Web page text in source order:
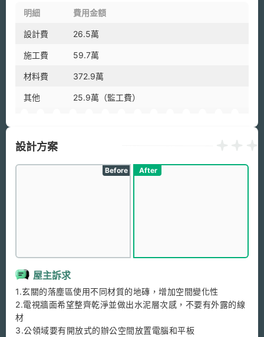
明細 費用金額
設計費 26.5萬
施工費 59.7萬
材料費 372.9萬
其他 25.9萬（監工費）
設計方案
Before After
屋主訴求
1.玄關的落塵區使用不同材質的地磚，增加空間變化性
2.電視牆面希望整齊乾淨並做出水泥層次感，不要有外露的線
材
3.公領域要有開放式的辦公空間放置電腦和平板